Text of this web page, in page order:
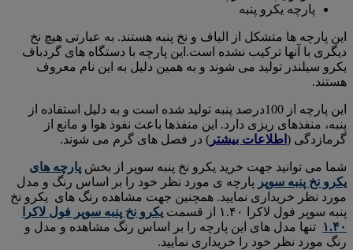
پارچه یکرو پنبه
این پارچه ها متشکل از الیاف و نخ پنبه هستند. به عبارتی هیچ نخ
دیگری با آنها ترکیب نشده است.این پارچه با دستگاه های گردباف
یکرو سیلندر تولید می شوند و به همین دلیل به این نام معروف
هستند.
این پارچه از 100درصد پنبه تولید شده است و به دلیل استفاده از
پنبه، منفذهای ریزی دارد. این منفذها باعث نفوذ هوا و مانع از
گرمازدگی ( اطلاعات بیشتر ) در فصل های گرم می شوند.
شما می توانید جهت خرید یکرو نخ پنبه سوپر از بخش پارچه های
یکرو نخ پنبه سوپر پارچه ی مورد نظر خود را بر اساس رنگ و مدل
مورد نظر خریداری نمایید. همچنین جهت مشاهده رنگ های یکرو نخ
پنبه سوپر فول لاکرا ۱.۴۰ از قسمت
یکرو نخ پنبه سوپر فول لاکرا
۱.۴۰ تنها مدل های این پارچه را بر اساس رنگ مشاهده و مدل و
رنگ مورد نظر خود را خریداری نمایید.